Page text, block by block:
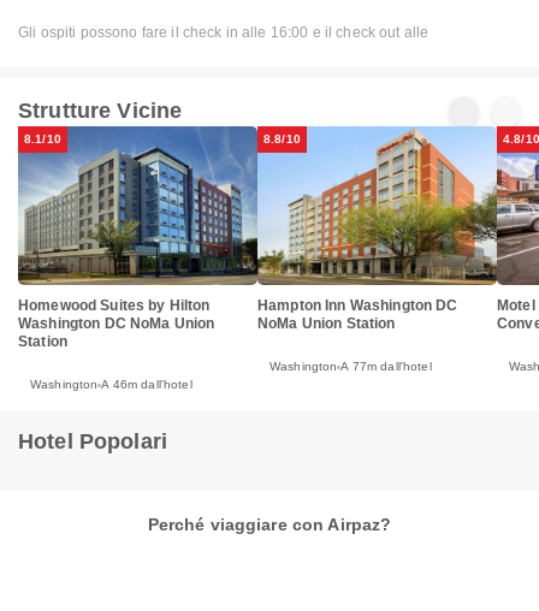
Gli ospiti possono fare il check in alle 16:00 e il check out alle
Strutture Vicine
8.1/10
Homewood Suites by Hilton
Washington DC NoMa Union
Station
Washington A 46m dall'hotel
8.8/10
Hampton Inn Washington DC
NoMa Union Station
Washington A 77m dall'hotel
4.8/10
Hotel Popolari
Perché viaggiare con Airpaz?